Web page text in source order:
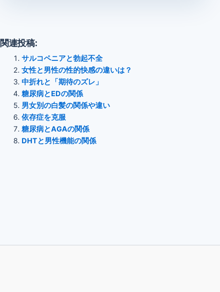
関連投稿:
サルコペニアと勃起不全
女性と男性の性的快感の違いは？
中折れと「期待のズレ」
糖尿病とEDの関係
男女別の白髪の関係や違い
依存症を克服
糖尿病とAGAの関係
DHTと男性機能の関係